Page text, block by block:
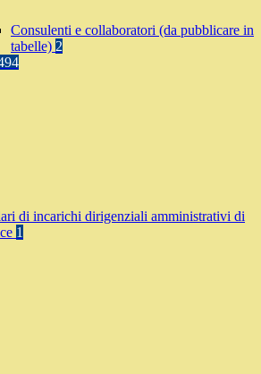
Consulenti e collaboratori (da pubblicare in
tabelle) 2
di incarichi dirigenziali amministrativi di
1